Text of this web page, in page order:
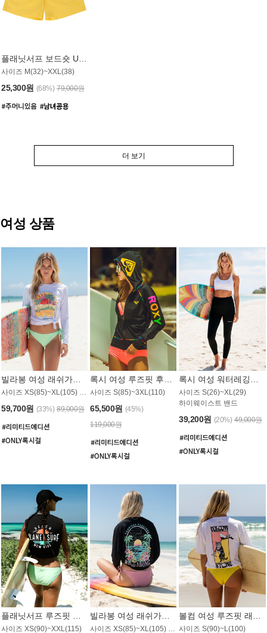
플래닛서프 보드숏 UMB008YPS
사이즈 M(32)~XXL(38)
25,300원 (68%) 79,000원
더 보기
여성 상품
59,700원 (33%) 89,000원
사이즈 S(85)~3XL(110)
65,500원 (45%)
119,000원
사이즈 S(26)~XL(29)
하이웨이스트 밴드
39,200원 (20%) 49,000원
사이즈 XS(90)~XXL(115) 사이즈 XS(85)~XL(105) / 오버핏 사이즈 S(90)~L(100)